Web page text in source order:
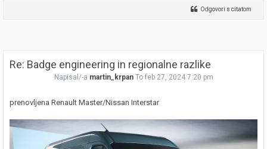
Odgovori s citatom
Re: Badge engineering in regionalne razlike
Napisal/-a martin_krpan To feb 27, 2024 7:20 pm
prenovljena Renault Master/Nissan Interstar